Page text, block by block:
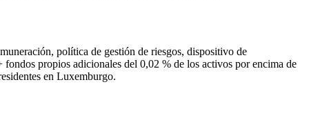
política de gestión de riesgos, dispositivo de
propios adicionales del 0,02 % de los activos por encima de
en Luxemburgo.